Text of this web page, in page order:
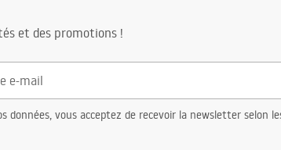
et des promotions !
données, vous acceptez de recevoir la newsletter selon